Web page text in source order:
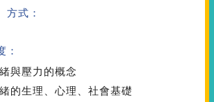
方式：
：
與壓力的概念
的生理、心理、社會基礎